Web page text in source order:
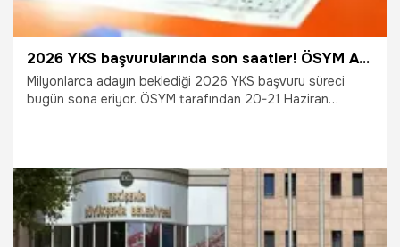
2026 YKS başvurularında son saatler! ÖSYM AİS Ekranı Saat 23.59’da kapanıyor (TYT, AYT, YDT başvuru ücreti)
Milyonlarca adayın beklediği 2026 YKS başvuru süreci
bugün sona eriyor. ÖSYM tarafından 20-21 Haziran
gerekiyor. İşte 2026 YKS başvuru ekranı, oturum ücretleri
ve dikkat edilmesi gerekenler...
12.03.2026 Gündem